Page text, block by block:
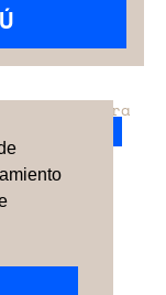
para